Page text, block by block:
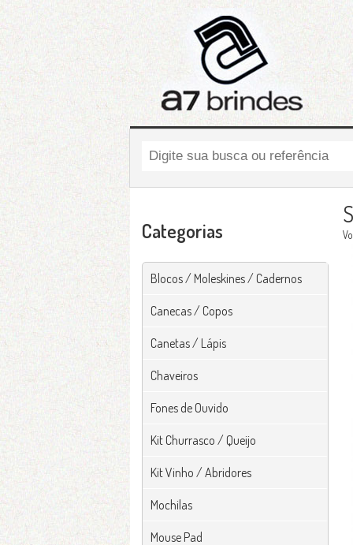
Categorias
Blocos / Moleskines / Cadernos
Canecas / Copos
Canetas / Lápis
Chaveiros
Fones de Ouvido
Kit Churrasco / Queijo
Kit Vinho / Abridores
Mochilas
Mouse Pad